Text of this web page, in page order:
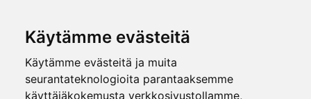
Käytämme evästeitä
Käytämme evästeitä ja muita
seurantateknologioita parantaaksemme
käyttäjäkokemusta verkkosivustollamme,